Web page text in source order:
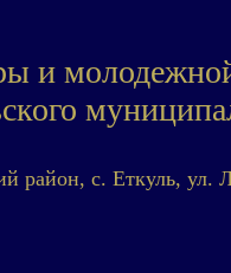
и
район, с. Еткуль, ул.